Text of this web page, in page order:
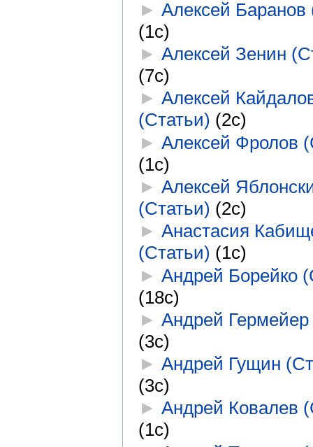
►Алексей Баранов
(1с)
►Алексей Зенин
(7с)
►Алексей
(Статьи) (2с)
►Алексей Фролов
(1с)
►Алексей
(Статьи) (2с)
►Анастасия
(Статьи) (1с)
►Андрей Борейко
(18с)
►Андрей
(3с)
►Андрей Гущин
(3с)
►Андрей Ковалев
(1с)